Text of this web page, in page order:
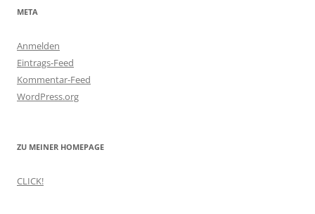
META
Anmelden
Eintrags-Feed
Kommentar-Feed
WordPress.org
ZU MEINER HOMEPAGE
CLICK!